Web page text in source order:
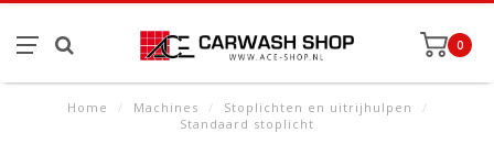
0
Home / Machines / Stoplichten en uitrijhulpen
/
Standaard stoplicht